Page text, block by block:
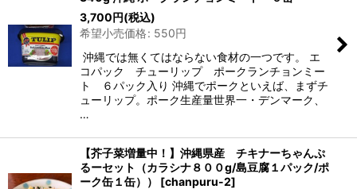
3,700円(税込)
希望小売価格: 550円
沖縄では無くてはならない食材の一つです。 エ
コパック チューリップ ポークランチョンミー
ト ６パック入り 沖縄でポークといえば、まずチ
ューリップ。ポーク生産量世界一・デンマーク、
…
【芥子菜増量中！】沖縄県産 チキナーちゃんぷ
るーセット（カラシナ８００g/島豆腐１パック/ポ
ーク缶１缶））
[chanpuru-2]